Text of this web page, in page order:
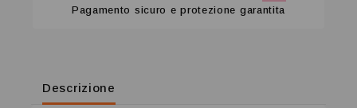
Pagamento sicuro e protezione garantita
Descrizione